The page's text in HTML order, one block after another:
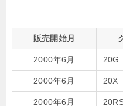
販売開始月
2000年6月 20G
2000年6月 20X
2000年6月